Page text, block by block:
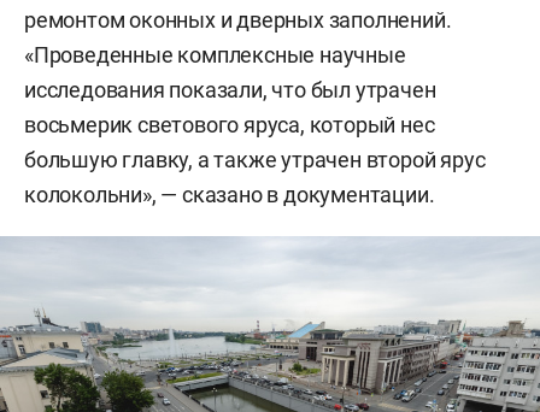
ремонтом оконных и дверных заполнений.
«Проведенные комплексные научные
исследования показали, что был утрачен
восьмерик светового яруса, который нес
большую главку, а также утрачен второй ярус
колокольни», — сказано в документации.